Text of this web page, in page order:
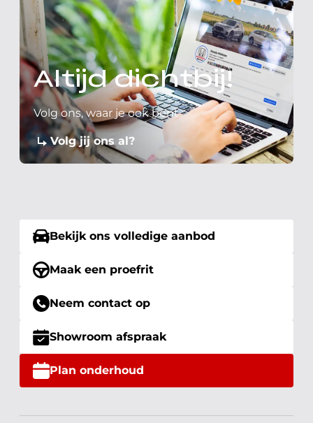
Altijd dichtbij!
Volg ons, waar je ook bent
Volg jij ons al?
Bekijk ons volledige aanbod
Maak een proefrit
Neem contact op
Showroom afspraak
Plan onderhoud